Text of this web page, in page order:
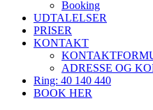
Booking
UDTALELSER
PRISER
KONTAKT
ADRESSE OG
Ring: 40 140 440
BOOK HER